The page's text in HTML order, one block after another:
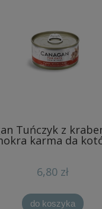
Tuńczyk z
karma da
6,80 zł
do koszyka